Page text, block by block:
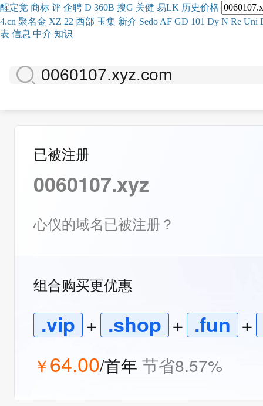
醒定竞 商标 评 企聘 D 360B 搜G 关健 易LK 历史价格
4.cn 聚名金 XZ 22 西部 玉集 新介 Sedo AF GD 101 Dy N Re Uni
表 信息 中介 知识